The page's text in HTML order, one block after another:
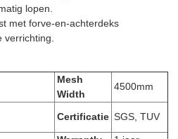
lopen.
met forve-en-achterdeks
Mesh
Width
4500mm
Certificatie SGS, TUV